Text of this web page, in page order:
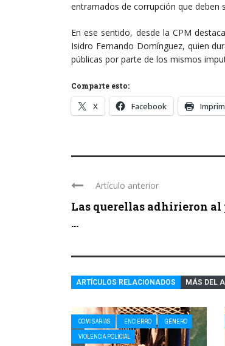
entramados de corrupción que deben
En ese sentido, desde la CPM
Isidro Fernando Domínguez, quien
públicas por parte de los mismos
Comparte esto:
X Facebook
Artículo anterior
Las querellas adhirieron al
...
ARTÍCULOS RELACIONADOS MÁS DEL
COMISARÍAS ENCIERRO
GÉNERO
VIOLENCIA POLICIAL